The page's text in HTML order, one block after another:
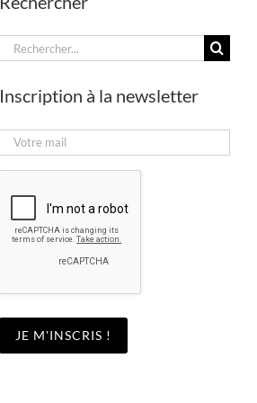
Rechercher:
Inscription à la newsletter